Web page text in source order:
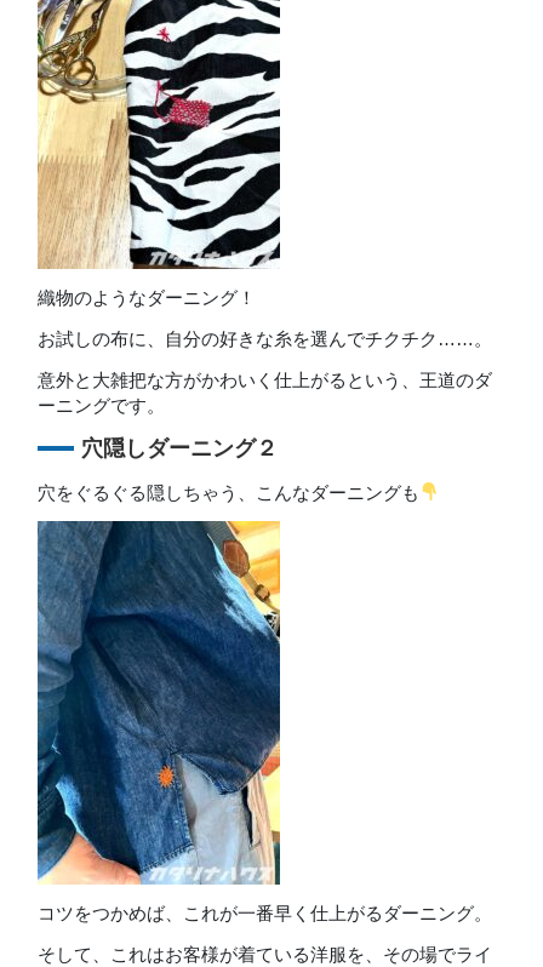
織物のようなダーニング！
お試しの布に、自分の好きな糸を選んでチクチク……。
意外と大雑把な方がかわいく仕上がるという、王道のダ
ーニングです。
穴隠しダーニング２
穴をぐるぐる隠しちゃう、こんなダーニングも
コツをつかめば、これが一番早く仕上がるダーニング。
そして、これはお客様が着ている洋服を、その場でライ